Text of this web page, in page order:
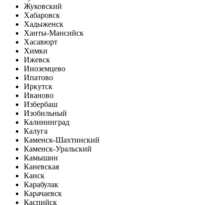
Жуковский
Хабаровск
Хадыженск
Ханты-Мансийск
Хасавюрт
Химки
Ижевск
Иноземцево
Ипатово
Иркутск
Иваново
Избербаш
Изобильный
Калининград
Калуга
Каменск-Шахтинский
Каменск-Уральский
Камышин
Каневская
Канск
Карабулак
Карачаевск
Каспийск